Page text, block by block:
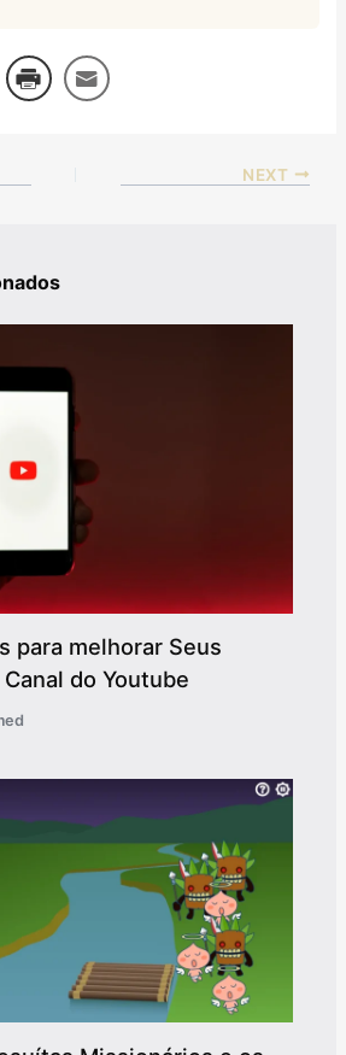
NEXT
para melhorar Seus
do Youtube